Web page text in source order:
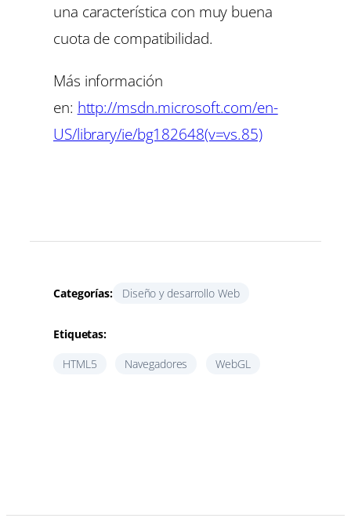
una característica con muy buena
cuota de compatibilidad.
Más información
en: http://msdn.microsoft.com/en-
US/library/ie/bg182648(v=vs.85)
Categorías: Diseño y desarrollo Web
Etiquetas:
HTML5 Navegadores WebGL